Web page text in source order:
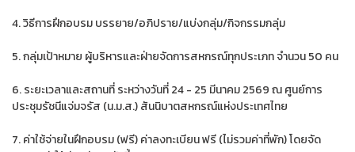
4. วิธีการฝึกอบรม บรรยาย/อภิปราย/แบ่งกลุ่ม/กิจกรรมกลุ่ม
5. กลุ่มเป้าหมาย ผู้บริหารและฝ่ายจัดการสหกรณ์ทุกประเภท จำนวน 50 คน
6. ระยะเวลาและสถานที่ ระหว่างวันที่ 24 - 25 มีนาคม 2569 ณ ศูนย์การ
ประชุมรัชนีแจ่มจรัส (น.ม.ส.) สันนิบาตสหกรณ์แห่งประเทศไทย
7. ค่าใช้จ่ายในฝึกอบรม (ฟรี) ค่าลงทะเบียน ฟรี (ไม่รวมค่าที่พัก) โดยจัด